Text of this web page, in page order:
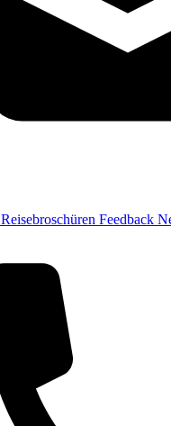
Reisebroschüren Feedback